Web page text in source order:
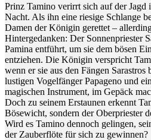
Prinz Tamino verirrt sich auf der
Nacht. Als ihn eine riesige Schlange
Damen der Königin gerettet –
Hintergedanken: Der Sonnenpriester
Pamina entführt, um sie dem bösen
entziehen. Die Königin verspricht
wenn er sie aus den Fängen
lustigen Vogelfänger Papageno und
magischen Instrument, im Gepäck
Doch zu seinem Erstaunen erkennt
Bösewicht, sondern der Oberpriester
Wird es Tamino dennoch gelingen,
der Zauberflöte für sich zu gewinnen?